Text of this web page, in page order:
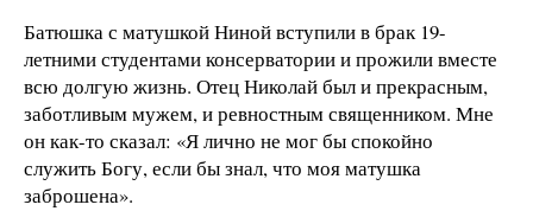
Батюшка с матушкой Ниной вступили в брак 19-
летними студентами консерватории и прожили вместе
всю долгую жизнь. Отец Николай был и прекрасным,
заботливым мужем, и ревностным священником. Мне
он как-то сказал: «Я лично не мог бы спокойно
служить Богу, если бы знал, что моя матушка
заброшена».